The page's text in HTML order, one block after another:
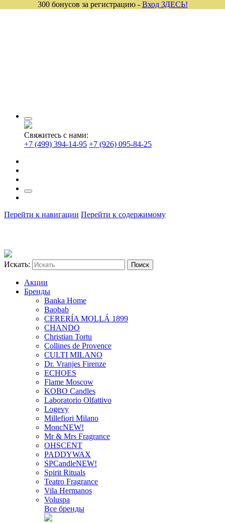
Свяжитесь с нами:
+7 (499) 394-14-95 +7 (926) 095-84-25
Перейти к навигации Перейти к содержимому
Искать:
Акции
Бренды
Banka Home
Baobab
CERERÍA MOLLÁ 1899
CHANDO
Christian Tortu
Collines de Provence
CULTI MILANO
Dr. Vranjes Firenze
ECHOES
Flame Moscow
KOBO Candles
Laboratorio Olfattivo
Logevy
Millefiori Milano
MoncNEW!
Mr & Mrs Fragrance
OHSCENT
PADDYWAX
SPCandleNEW!
Spirit Rituals
Teatro Fragrance
Vila Hermanos
Voluspa
Все бренды
300 бонусов за регистрацию - Вход ЗДЕСЬ!